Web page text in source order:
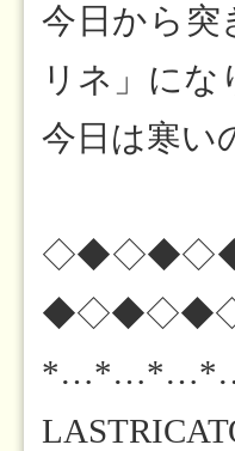
今日から突
リネ」にな
今日は寒い